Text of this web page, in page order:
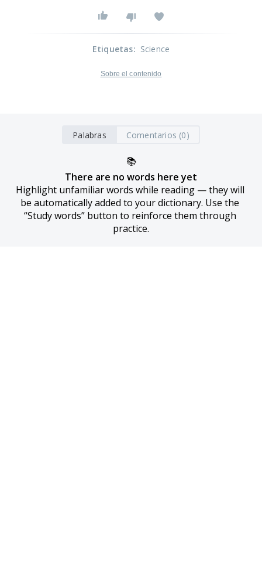
Etiquetas: Science
Sobre el contenido
Palabras Comentarios (0)
📚
There are no words here yet
Highlight unfamiliar words while reading — they will
be automatically added to your dictionary. Use the
“Study words” button to reinforce them through
practice.